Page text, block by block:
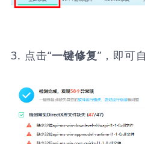
3. 点击“一键修复”，即可